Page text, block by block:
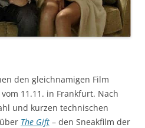
den gleichnamigen Film
11.11. in Frankfurt. Nach
und kurzen technischen
The Gift – den Sneakfilm der